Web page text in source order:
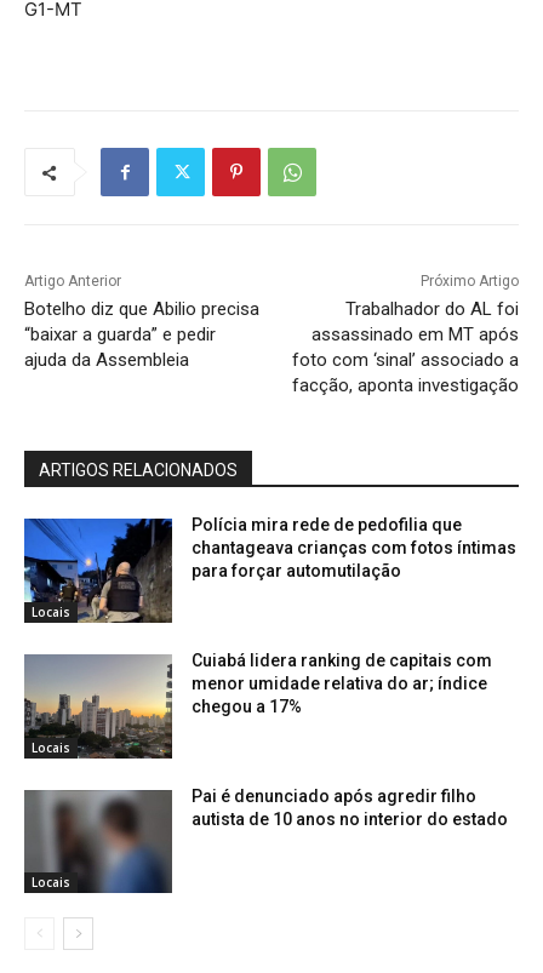
G1-MT
Artigo Anterior
Botelho diz que Abilio precisa
“baixar a guarda” e pedir
ajuda da Assembleia
Próximo Artigo
Trabalhador do AL foi
assassinado em MT após
foto com ‘sinal’ associado a
facção, aponta investigação
ARTIGOS RELACIONADOS
Locais
Polícia mira rede de pedofilia que
chantageava crianças com fotos íntimas
para forçar automutilação
Locais
Cuiabá lidera ranking de capitais com
menor umidade relativa do ar; índice
chegou a 17%
Locais
Pai é denunciado após agredir filho
autista de 10 anos no interior do estado